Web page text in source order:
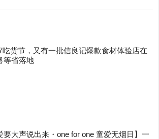
吃货节，又有一批信良记爆款食材体验店在
等省落地
要大声说出来・one for one 童爱无烟日】一